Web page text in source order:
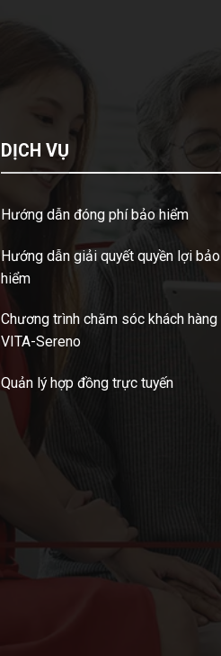
DỊCH VỤ
Hướng dẫn đóng phí bảo hiểm
Hướng dẫn giải quyết quyền lợi bảo
hiểm
Chương trình chăm sóc khách hàng
VITA-Sereno
Quản lý hợp đồng trực tuyến